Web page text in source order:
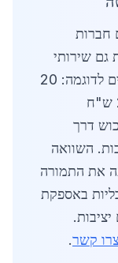
חברות
גם שירותי
חיתוך וייצור בהתאמה אישית. מחירים לדוגמה: 20
ש"ח לקילו לאלומיניום תעשייתי, 23 ש"ח
דרך
השוואה
את התמורה
באספקת
קשר.